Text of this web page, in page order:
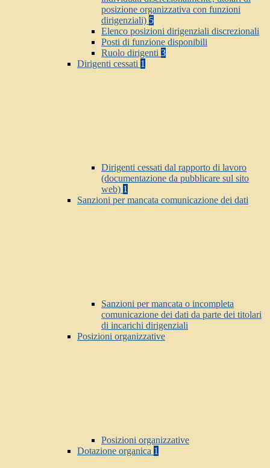
posizione organizzativa con funzioni
dirigenziali) 5
Elenco posizioni dirigenziali discrezionali
Posti di funzione disponibili
Ruolo dirigenti 3
Dirigenti cessati 1
Dirigenti cessati dal rapporto di lavoro
(documentazione da pubblicare sul sito
web) 1
Sanzioni per mancata comunicazione dei dati
Sanzioni per mancata o incompleta
comunicazione dei dati da parte dei titolari
di incarichi dirigenziali
Posizioni organizzative
Posizioni organizzative
Dotazione organica 1